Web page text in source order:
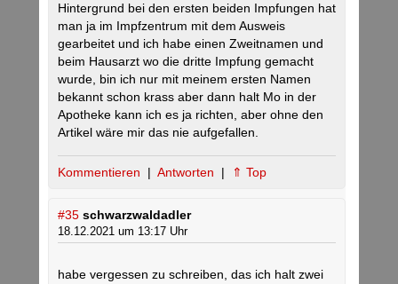
Hintergrund bei den ersten beiden Impfungen hat
man ja im Impfzentrum mit dem Ausweis
gearbeitet und ich habe einen Zweitnamen und
beim Hausarzt wo die dritte Impfung gemacht
wurde, bin ich nur mit meinem ersten Namen
bekannt schon krass aber dann halt Mo in der
Apotheke kann ich es ja richten, aber ohne den
Artikel wäre mir das nie aufgefallen.
Kommentieren | Antworten | ⇑ Top
#35 schwarzwaldadler
18.12.2021 um 13:17 Uhr
habe vergessen zu schreiben, das ich halt zwei